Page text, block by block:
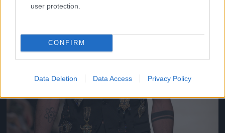
user protection.
CONFIRM
Data Deletion Data Access Privacy Policy